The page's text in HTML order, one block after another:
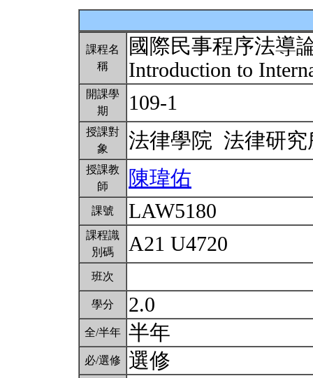
課程名
稱
國際民事程序法導
Introduction to
開課學
期
109-1
授課對
象
法律學院 法律研
授課教
師
陳瑋佑
課號 LAW5180
課程識
別碼
A21 U4720
班次
學分 2.0
全/半年 半年
必/選修 選修